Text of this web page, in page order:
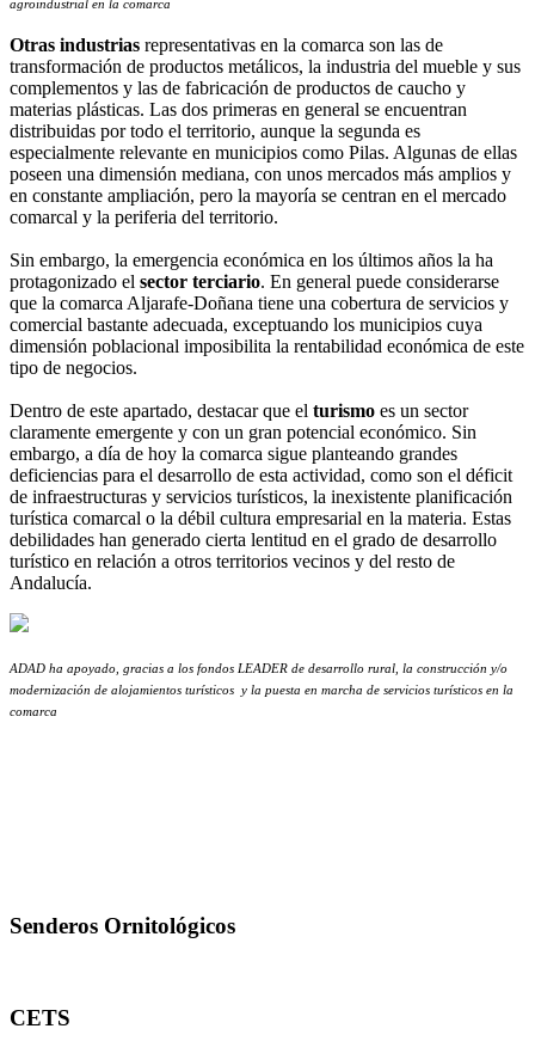
agroindustrial en la comarca
Otras industrias representativas en la comarca son las de
transformación de productos metálicos, la industria del mueble y sus
complementos y las de fabricación de productos de caucho y
materias plásticas. Las dos primeras en general se encuentran
distribuidas por todo el territorio, aunque la segunda es
especialmente relevante en municipios como Pilas. Algunas de ellas
poseen una dimensión mediana, con unos mercados más amplios y
en constante ampliación, pero la mayoría se centran en el mercado
comarcal y la periferia del territorio.
Sin embargo, la emergencia económica en los últimos años la ha
protagonizado el sector terciario. En general puede considerarse
que la comarca Aljarafe-Doñana tiene una cobertura de servicios y
comercial bastante adecuada, exceptuando los municipios cuya
dimensión poblacional imposibilita la rentabilidad económica de este
tipo de negocios.
Dentro de este apartado, destacar que el turismo es un sector
claramente emergente y con un gran potencial económico. Sin
embargo, a día de hoy la comarca sigue planteando grandes
deficiencias para el desarrollo de esta actividad, como son el déficit
de infraestructuras y servicios turísticos, la inexistente planificación
turística comarcal o la débil cultura empresarial en la materia. Estas
debilidades han generado cierta lentitud en el grado de desarrollo
turístico en relación a otros territorios vecinos y del resto de
Andalucía.
ADAD ha apoyado, gracias a los fondos LEADER de desarrollo rural, la construcción y/o
modernización de alojamientos turísticos y la puesta en marcha de servicios turísticos en la
comarca
Senderos Ornitológicos
CETS